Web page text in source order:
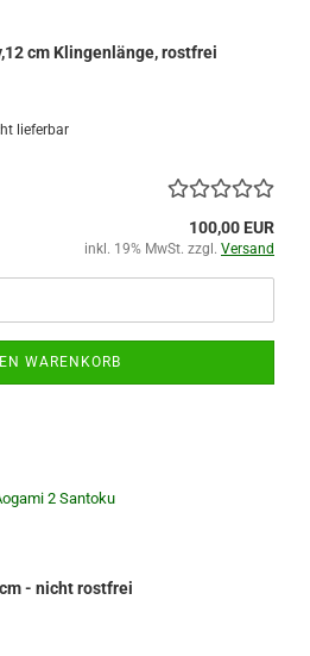
cm Klingenlänge, rostfrei
lieferbar
100,00 EUR
inkl. 19% MwSt. zzgl. Versand
WARENKORB
- nicht rostfrei